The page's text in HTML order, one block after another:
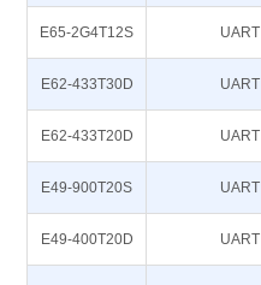
E65-2G4T12S UART
E62-433T30D UART
E62-433T20D UART
E49-900T20S UART
E49-400T20D UART